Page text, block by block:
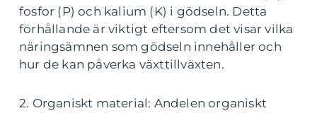
fosfor (P) och kalium (K) i gödseln. Detta
förhållande är viktigt eftersom det visar vilka
näringsämnen som gödseln innehåller och
hur de kan påverka växttillväxten.
2. Organiskt material: Andelen organiskt